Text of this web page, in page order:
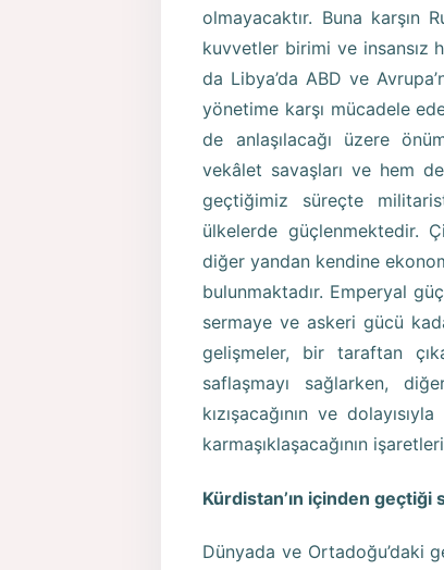
olmayacaktır. Buna karşın
kuvvetler birimi ve insansız
da Libya’da ABD ve
yönetime karşı mücadele
de anlaşılacağı üzere
vekâlet savaşları ve hem
geçtiğimiz süreçte
ülkelerde güçlenmektedir.
diğer yandan kendine
bulunmaktadır. Emperyal
sermaye ve askeri gücü
gelişmeler, bir taraftan
saflaşmayı sağlarken,
kızışacağının ve
karmaşıklaşacağının
Kürdistan’ın içinden geçtiği
Dünyada ve Ortadoğu’daki